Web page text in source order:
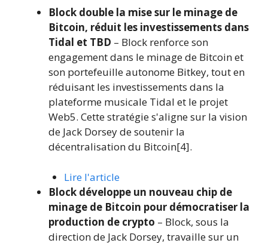
Block double la mise sur le minage de
Bitcoin, réduit les investissements dans
Tidal et TBD – Block renforce son
engagement dans le minage de Bitcoin et
son portefeuille autonome Bitkey, tout en
réduisant les investissements dans la
plateforme musicale Tidal et le projet
Web5. Cette stratégie s'aligne sur la vision
de Jack Dorsey de soutenir la
décentralisation du Bitcoin[4].
Lire l'article
Block développe un nouveau chip de
minage de Bitcoin pour démocratiser la
production de crypto – Block, sous la
direction de Jack Dorsey, travaille sur un